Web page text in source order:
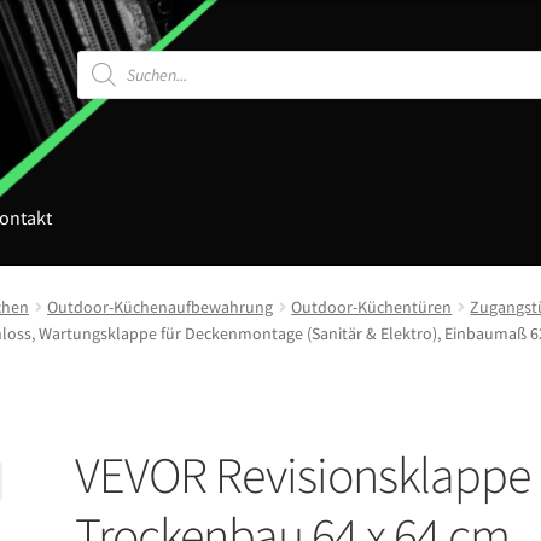
Products
search
Outdoor-Küchenaufbewahrung Outdoor-Küchentüren
Wartungsklappe für Deckenmontage (Sanitär & Elektro), Einbaumaß
VEVOR Revisionsklappe